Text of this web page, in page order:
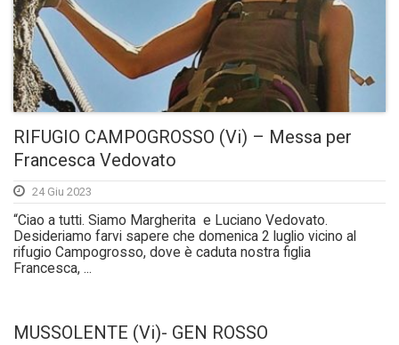
RIFUGIO CAMPOGROSSO (Vi) – Messa per
Francesca Vedovato
24 Giu 2023
“Ciao a tutti. Siamo Margherita e Luciano Vedovato.
Desideriamo farvi sapere che domenica 2 luglio vicino al
rifugio Campogrosso, dove è caduta nostra figlia
Francesca, ...
MUSSOLENTE (Vi)- GEN ROSSO